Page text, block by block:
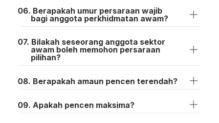
Berapakah umur persaraan wajib
bagi anggota perkhidmatan awam?
Bilakah seseorang anggota sektor
awam boleh memohon persaraan
pilihan?
Berapakah amaun pencen terendah?
Apakah pencen maksima?